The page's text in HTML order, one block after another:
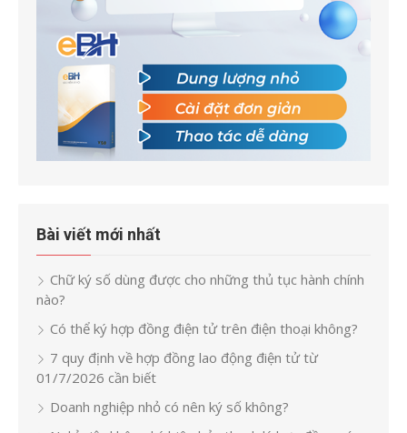
Bài viết mới nhất
Chữ ký số dùng được cho những thủ tục hành chính
nào?
Có thể ký hợp đồng điện tử trên điện thoại không?
7 quy định về hợp đồng lao động điện tử từ
01/7/2026 cần biết
Doanh nghiệp nhỏ có nên ký số không?